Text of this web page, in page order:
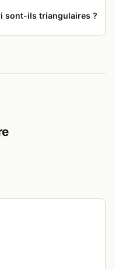
sont-ils triangulaires ?